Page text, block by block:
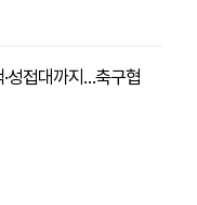
성접대까지…축구협